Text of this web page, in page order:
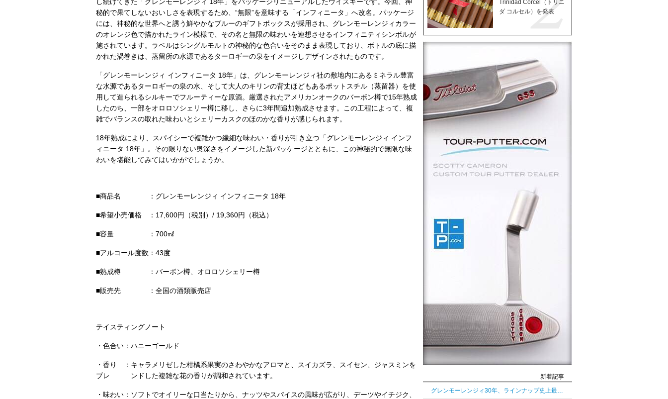
秘的で果てしないおいしさを表現するため、“無限”を意味する「インフィニータ」へ改名。パッケージ
には、神秘的な世界へと誘う鮮やかなブルーのギフトボックスが採用され、グレンモーレンジィカラー
のオレンジ色で描かれたライン模様で、その名と無限の味わいを連想させるインフィニティシンボルが
施されています。ラベルはシングルモルトの神秘的な色合いをそのまま表現しており、ボトルの底に描
かれた渦巻きは、蒸留所の水源であるターロギーの泉をイメージしデザインされたものです。
「グレンモーレンジィ インフィニータ 18年」は、グレンモーレンジィ社の敷地内にあるミネラル豊富
な水源であるターロギーの泉の水、そして大人のキリンの背丈ほどもあるポットスチル（蒸留器）を使
用して造られるシルキーでフルーティーな原酒。厳選されたアメリカンオークのバーボン樽で15年熟成
したのち、一部をオロロソシェリー樽に移し、さらに3年間追加熟成させます。この工程によって、複
雑でバランスの取れた味わいとシェリーカスクのほのかな香りが感じられます。
18年熟成により、スパイシーで複雑かつ繊細な味わい・香りが引き立つ「グレンモーレンジィ インフ
ィニータ 18年」。その限りない奥深さをイメージした新パッケージとともに、この神秘的で無限な味
わいを堪能してみてはいかがでしょうか。
■商品名 ：グレンモーレンジィ インフィニータ 18年
■希望小売価格 ：17,600円（税別）/ 19,360円（税込）
■容量 ：700㎖
■アルコール度数：43度
■熟成樽 ：バーボン樽、オロロソシェリー樽
■販売先 ：全国の酒類販売店
テイスティングノート
・色合い：ハニーゴールド
・香り ：キャラメリゼした柑橘系果実のさわやかなアロマと、スイカズラ、スイセン、ジャスミンを
ブレ ンドした複雑な花の香りが調和されています。
・味わい：ソフトでオイリーな口当たりから、ナッツやスパイスの風味が広がり、デーツやイチジク、
Trinidad Corcel（トリニ
ダ コルセル）を発表
新着記事
グレンモーレンジィ30年、ラインナップ史上最長熟成の30年